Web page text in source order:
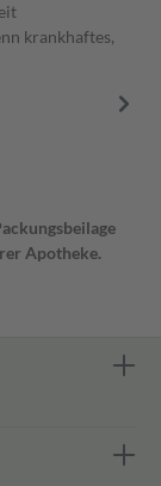
krankhaftes,
Apotheke.